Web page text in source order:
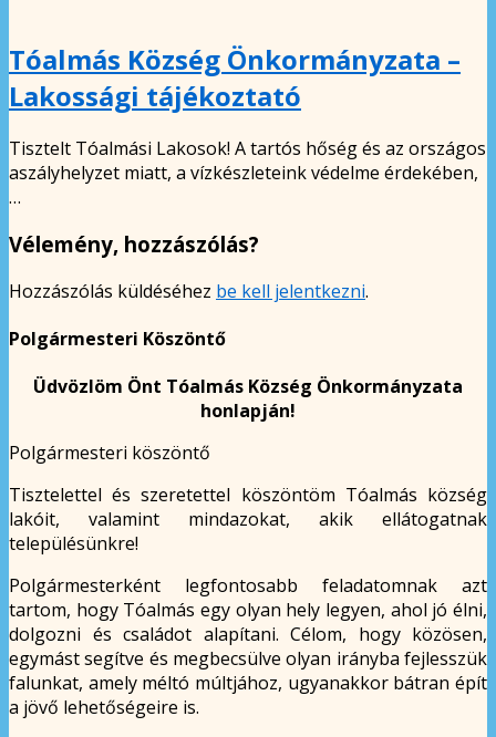
Tóalmás Község Önkormányzata –
Lakossági tájékoztató
Tisztelt Tóalmási Lakosok! A tartós hőség és az országos
aszályhelyzet miatt, a vízkészleteink védelme érdekében,
…
Vélemény, hozzászólás?
Hozzászólás küldéséhez be kell jelentkezni.
Polgármesteri Köszöntő
Üdvözlöm Önt Tóalmás Község Önkormányzata
honlapján!
Polgármesteri köszöntő
Tisztelettel és szeretettel köszöntöm Tóalmás község
lakóit, valamint mindazokat, akik ellátogatnak
településünkre!
Polgármesterként legfontosabb feladatomnak azt
tartom, hogy Tóalmás egy olyan hely legyen, ahol jó élni,
dolgozni és családot alapítani. Célom, hogy közösen,
egymást segítve és megbecsülve olyan irányba fejlesszük
falunkat, amely méltó múltjához, ugyanakkor bátran épít
a jövő lehetőségeire is.